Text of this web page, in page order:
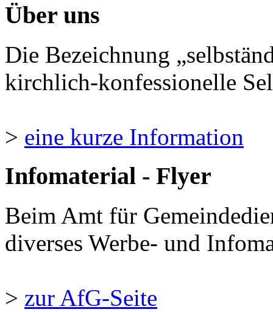
Über uns
Die Bezeichnung
kirchlich-konfessionelle
> eine kurze Information
Infomaterial - Flyer
Beim Amt für
diverses Werbe- und
> zur AfG-Seite